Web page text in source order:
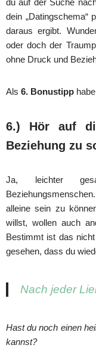
du auf der Suche
dein
daraus ergibt.
oder doch der
ohne Druck und
Als 6. Bonustipp
6.) Hör auf
Beziehung zu
Ja, leichter
alleine sein zu
willst, wollen auch
Bestimmt ist das
gesehen, dass du
Nach jeder
Hast du noch einen
kannst?